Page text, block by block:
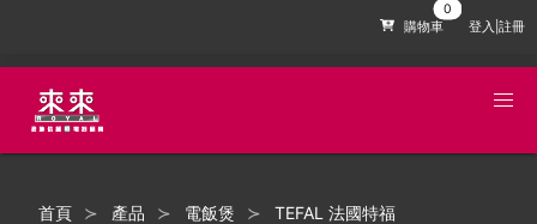
購物車 登入|註冊
首頁 產品 電飯煲 TEFAL 法國特福